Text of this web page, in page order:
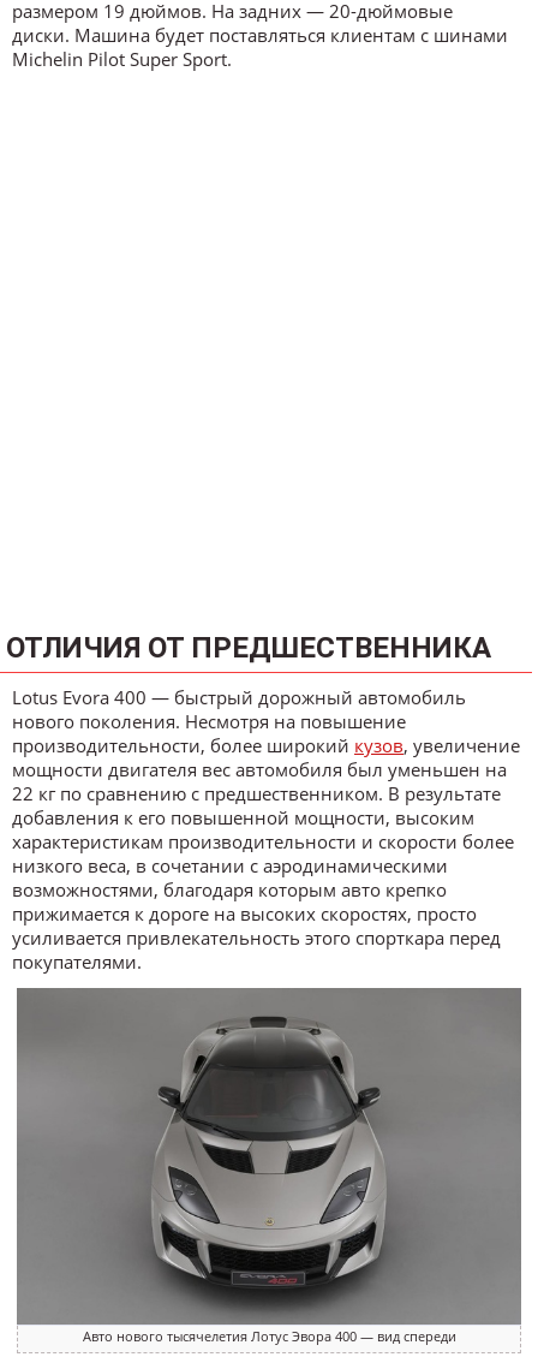
размером 19 дюймов. На задних — 20-дюймовые
диски. Машина будет поставляться клиентам с шинами
Michelin Pilot Super Sport.
ОТЛИЧИЯ ОТ ПРЕДШЕСТВЕННИКА
Lotus Evora 400 — быстрый дорожный автомобиль
нового поколения. Несмотря на повышение
производительности, более широкий кузов, увеличение
мощности двигателя вес автомобиля был уменьшен на
22 кг по сравнению с предшественником. В результате
добавления к его повышенной мощности, высоким
характеристикам производительности и скорости более
низкого веса, в сочетании с аэродинамическими
возможностями, благодаря которым авто крепко
прижимается к дороге на высоких скоростях, просто
усиливается привлекательность этого спорткара перед
покупателями.
Авто нового тысячелетия Лотус Эвора 400 — вид спереди